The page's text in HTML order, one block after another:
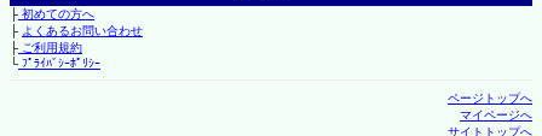
├初めての方へ
├ よくあるお問い合わせ
├ご利用規約
└ﾌﾟﾗｲﾊﾞｼｰﾎﾟﾘｼｰ
ページトップへ
マイページへ
サイトトップへ